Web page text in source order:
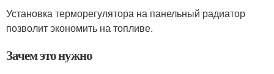
Установка терморегулятора на панельный радиатор
позволит экономить на топливе.
Зачем это нужно